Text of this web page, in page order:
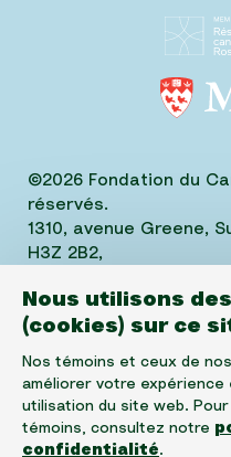
Nous utilisons
(cookies) sur ce
Nos témoins et ceux de
améliorer votre expérience
utilisation du site web.
témoins, consultez notre
confidentialité.
©2026 Fondation du
réservés.
1310, avenue Greene,
H3Z 2B2,
Téléphone: (514) 656-
No. ARC 10520-2501-
Suivez-nous sur